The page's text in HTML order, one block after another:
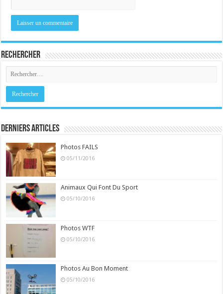
Rechercher
Derniers Articles
Photos FAILS
05/11/2016
Animaux Qui Font Du Sport
05/10/2016
Photos WTF
05/10/2016
Photos Au Bon Moment
05/10/2016